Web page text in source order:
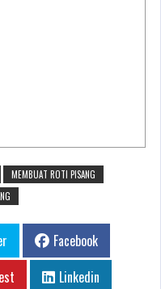
MEMBUAT ROTI PISANG
Facebook
Linkedin